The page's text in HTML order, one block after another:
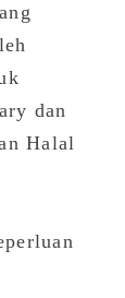
dan
Halal